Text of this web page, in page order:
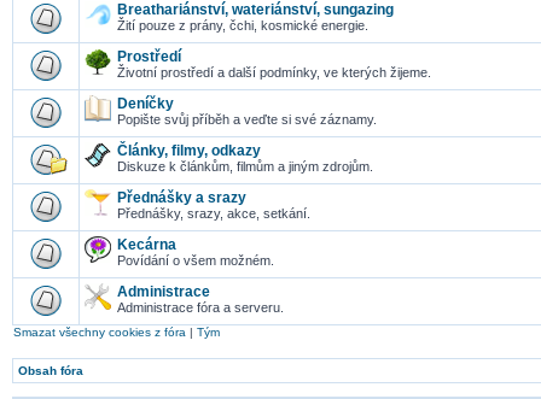
Breathariánství, wateriánství, sungazing
Žití pouze z prány, čchi, kosmické energie.
Prostředí
Životní prostředí a další podmínky, ve kterých žijeme.
Deníčky
Popište svůj příběh a veďte si své záznamy.
Články, filmy, odkazy
Diskuze k článkům, filmům a jiným zdrojům.
Přednášky a srazy
Přednášky, srazy, akce, setkání.
Kecárna
Povídání o všem možném.
Administrace
Administrace fóra a serveru.
Smazat všechny cookies z fóra | Tým
Obsah fóra